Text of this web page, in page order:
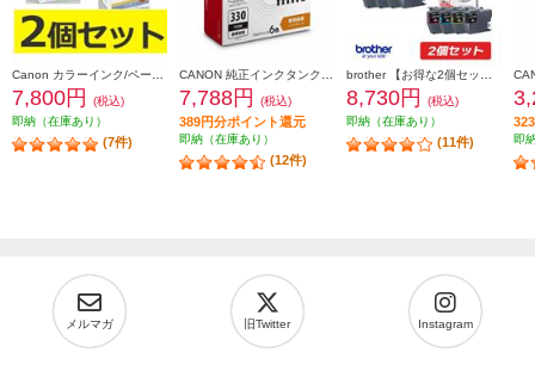
7,800円
(税込)
即納（在庫あり）
(7件)
7,788円 (税込)
389円分ポイント還元
即納（在庫あり）
(12件)
8,730円
(税込)
即納（在庫あり）
(11件) 即
メルマガ 旧Twitter Instagram